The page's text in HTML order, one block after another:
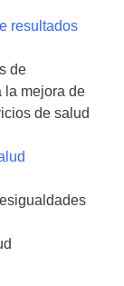
resultados
de
la mejora de
de salud